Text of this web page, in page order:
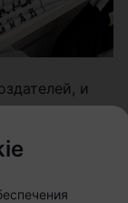
и
настоящей,
своим